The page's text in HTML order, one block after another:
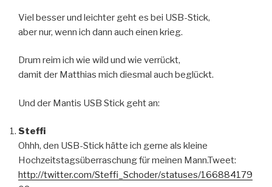
Viel besser und leichter geht es bei USB-Stick,
aber nur, wenn ich dann auch einen krieg.
Drum reim ich wie wild und wie verrückt,
damit der Matthias mich diesmal auch beglückt.
Und der Mantis USB Stick geht an:
Steffi
Ohhh, den USB-Stick hätte ich gerne als kleine
Hochzeitstagsüberraschung für meinen Mann.Tweet:
http://twitter.com/Steffi_Schoder/statuses/166884179